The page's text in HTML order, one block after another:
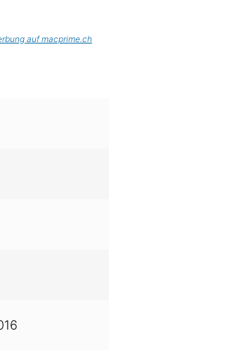
auf macprime.ch